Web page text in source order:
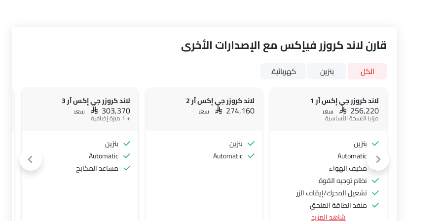
قارن لاند كروزر فيإكس مع الإصدارات الأخرى
الكل بنزين كهربائية.
لاند كروزر جي إكس آر 1
SAR 256,220 سعر
مزايا النسخة الأساسية
بنزين
Automatic
مكيف الهواء
نظام توجيه القوة
تشغيل المحرك/إيقاف الزر
منفذ الطاقة الملحق
نظام التحكم في السرعة
شاهد المزيد
لاند كروزر جي إكس آر 2
SAR 274,160 سعر
بنزين
Automatic
لاند كروزر جي إكس آر 3
SAR 303,370 سعر
+ 1 ميزة إضافية
بنزين
Automatic
مساعد المكابح